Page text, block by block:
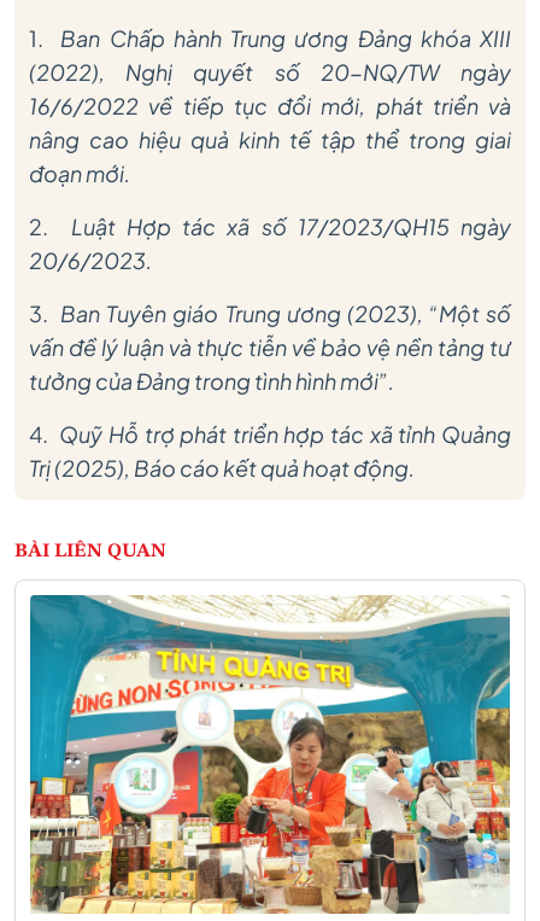
1. Ban Chấp hành Trung ương Đảng khóa XIII
(2022), Nghị quyết số 20-NQ/TW ngày
16/6/2022 về tiếp tục đổi mới, phát triển và
nâng cao hiệu quả kinh tế tập thể trong giai
đoạn mới.
2. Luật Hợp tác xã số 17/2023/QH15 ngày
20/6/2023.
3. Ban Tuyên giáo Trung ương (2023), “Một số
vấn đề lý luận và thực tiễn về bảo vệ nền tảng tư
tưởng của Đảng trong tình hình mới”.
4. Quỹ Hỗ trợ phát triển hợp tác xã tỉnh Quảng
Trị (2025), Báo cáo kết quả hoạt động.
BÀI LIÊN QUAN